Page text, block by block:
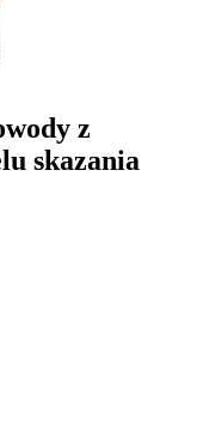
z
skazania